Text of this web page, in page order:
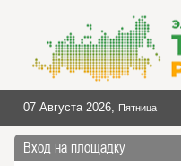
07 Августа 2026, Пятница
Вход на площадку